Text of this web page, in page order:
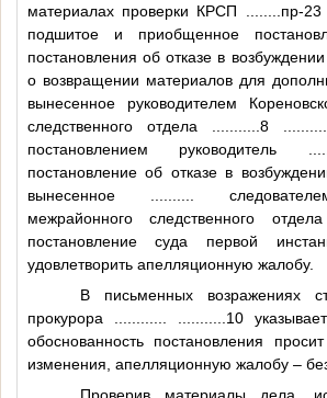
материалах проверки КРСП
пр-23
подшитое и приобщенное
постановления об отказе в
о возвращении материалов для
вынесенное руководителем
следственного отдела
...........8
постановлением руководитель
постановление об отказе в
вынесенное
межрайонного следственного
постановление суда первой
удовлетворить апелляционную жалобу.
В письменных возражениях
прокурора
...........10
обоснованность постановления
изменения, апелляционную жалобу –